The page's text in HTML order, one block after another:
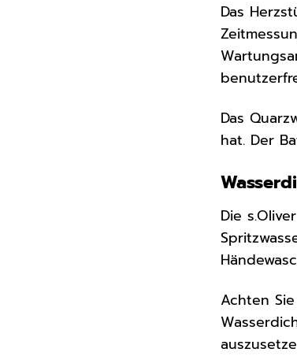
Das
Das
hat. Der
Die
Achten